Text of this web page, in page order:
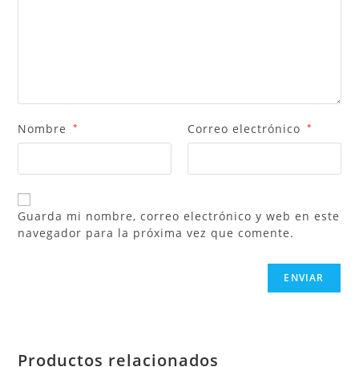
Nombre * Correo electrónico *
Guarda mi nombre, correo electrónico y web en este
navegador para la próxima vez que comente.
Productos relacionados